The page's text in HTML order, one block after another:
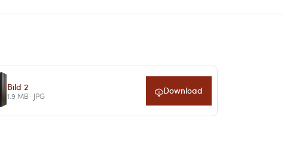
Bild 2
1.9 MB · JPG Download